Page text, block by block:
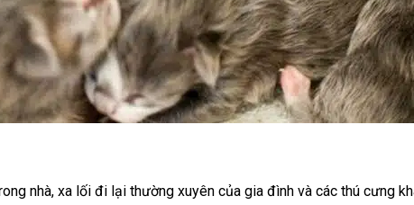
nhà, xa lối đi lại thường xuyên của gia đình và các thú cưng